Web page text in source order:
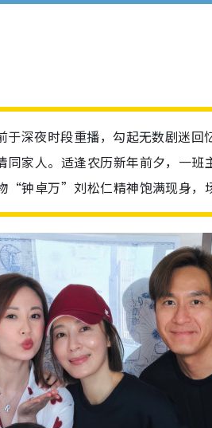
于深夜时段重播，勾起无数剧迷
同家人。适逢农历新年前夕，一
“钟卓万”刘松仁精神饱满现身，